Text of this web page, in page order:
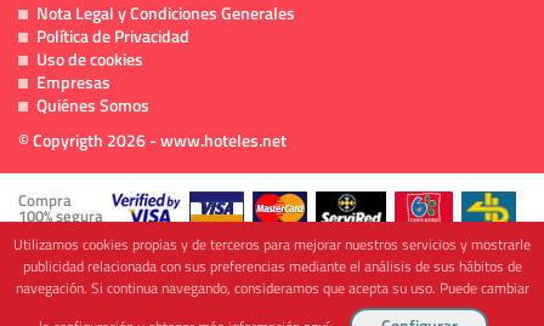
Nota Legal y Condiciones Generales
Política de Privacidad
Uso de cookies
Empresas
Quiénes Somos
© Copyrigth 2026 - www.hoteles.net
Compra
100% segura
Cofinanciado por
Utilizamos cookies propias y de terceros para mejorar nuestros servicios y mostrarle
publicidad relacionada con sus preferencias mediante el análisis de sus hábitos de
navegación. Si continua navegando, consideramos que acepta su uso. Puede cambiar